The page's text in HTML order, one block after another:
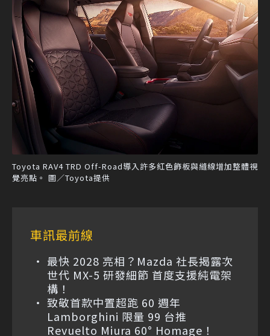
Toyota RAV4 TRD Off-Road導入許多紅色飾板與縫線增加整體視
覺亮點。 圖／Toyota提供
車訊最前線
最快 2028 亮相？Mazda 社長揭露次
世代 MX-5 研發細節 首度支援純電架
構！
致敬首款中置超跑 60 週年
Lamborghini 限量 99 台推
Revuelto Miura 60° Homage！